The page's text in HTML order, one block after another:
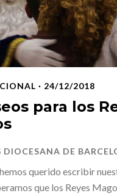
· 24/12/2018
para los
DIOCESANA DE
querido escribir
que los Reyes